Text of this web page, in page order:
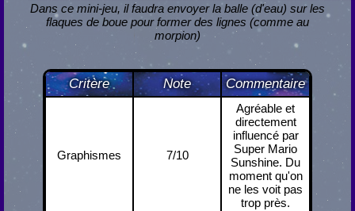
Dans ce mini-jeu, il faudra envoyer la balle (d'eau) sur les
flaques de boue pour former des lignes (comme au
morpion)
Critère Note Commentaire
Graphismes 7/10
Agréable et
directement
influencé par
Super Mario
Sunshine. Du
moment qu'on
ne les voit pas
trop près.